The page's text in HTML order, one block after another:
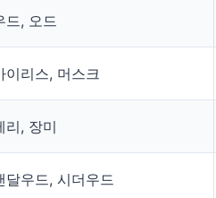
드, 오드
이리스, 머스크
리, 장미
달우드, 시더우드